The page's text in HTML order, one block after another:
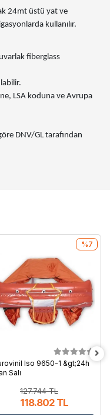
24mt üstü yat ve
kullanılır.
fiberglass
LSA koduna ve Avrupa
DNV/GL tarafından
Iso 9650-1 &gt;24h
Salı
127.744 TL
118.802 TL
%7